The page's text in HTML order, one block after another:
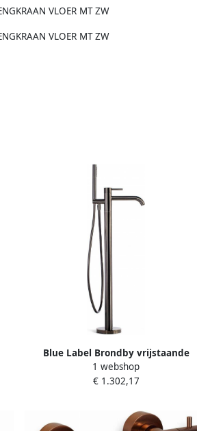
VLOER MT ZW
VLOER MT ZW
Blue Label Brondby vrijstaande
badmengkraan geborsteld gunmetal
PVD
1 webshop
€ 1.302,17